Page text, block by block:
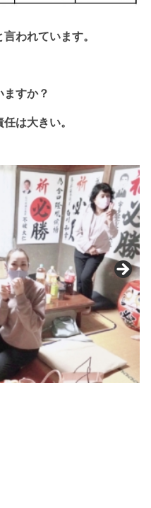
言われています。
ますか？
は大きい。